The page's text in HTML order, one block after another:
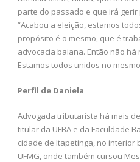
parte do passado e que irá
“Acabou a eleição, estamos
propósito é o mesmo, que é
advocacia baiana. Então não
Estamos todos unidos no
Perfil de Daniela
Advogada tributarista há mais
titular da UFBA e da Faculdade
cidade de Itapetinga, no interior
UFMG, onde também cursou